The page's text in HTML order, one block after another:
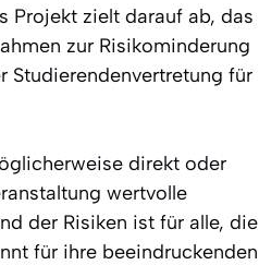
Projekt zielt darauf ab, das
zur Risikominderung
Studierendenvertretung für
direkt oder
wertvolle
der Risiken ist für alle, die
für ihre beeindruckenden